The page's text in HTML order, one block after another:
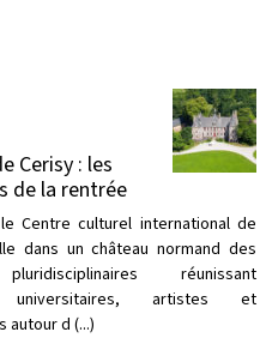
Cerisy : les
de la rentrée
Centre culturel international de
dans un château normand des
réunissant
universitaires, artistes et
autour d (...)